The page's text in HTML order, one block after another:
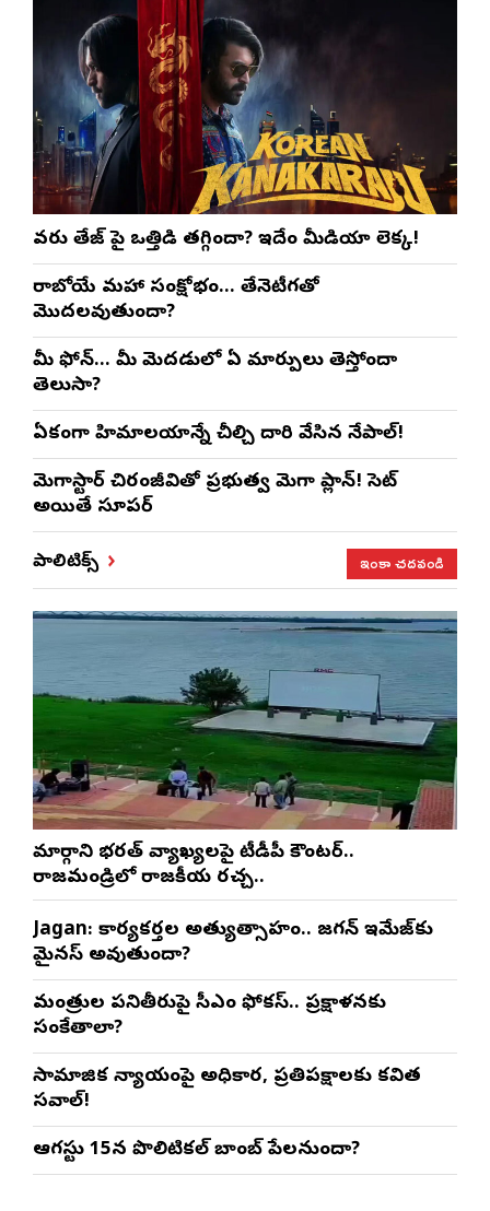
వరుణ్ తేజ్‌ పై ఒత్తిడి తగ్గిందా? ఇదేం మీడియా లెక్క!
రాబోయే మహా సంక్షోభం… తేనెటీగతో
మొదలవుతుందా?
మీ ఫోన్… మీ మెదడులో ఏ మార్పులు తెస్తోందా
తెలుసా?
ఏకంగా హిమాలయాన్నే చీల్చి దారి వేసిన నేపాల్!
మెగాస్టార్ చిరంజీవితో ప్రభుత్వ మెగా ప్లాన్! సెట్
అయితే సూపర్
పాలిటిక్స్ ఇంకా చదవండి
మార్గాని భరత్ వ్యాఖ్యలపై టీడీపీ కౌంటర్..
రాజమండ్రిలో రాజకీయ రచ్చ..
Jagan: కార్యకర్తల అత్యుత్సాహం.. జగన్ ఇమేజ్‌కు
మైనస్ అవుతుందా?
మంత్రుల పనితీరుపై సీఎం ఫోకస్.. ప్రక్షాళనకు
సంకేతాలా?
సామాజిక న్యాయంపై అధికార, ప్రతిపక్షాలకు కవిత
సవాల్!
ఆగస్టు 15న పొలిటికల్ బాంబ్ పేలనుందా?